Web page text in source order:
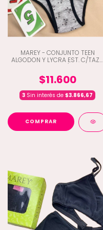
MAREY - CONJUNTO TEEN
ALGODON Y LYCRA EST. C/TAZA
(C3-3023)
$11.600
3 Sin interés de $3.866,67
COMPRAR